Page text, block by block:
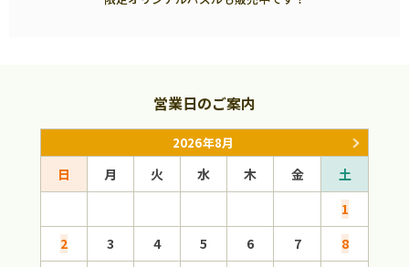
営業日のご案内
2026年8月
日 月 火 水 木 金
土
1
2
3 4 5 6 7
8